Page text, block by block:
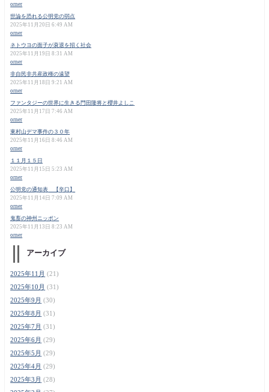
orner
世論を恐れる公明党の弱点
2025年11月20日 6:49 AM
orner
ネトウヨの面子が衰退を招く社会
2025年11月19日 8:31 AM
orner
非自民非共産政権の遠望
2025年11月18日 9:21 AM
orner
ファンタジーの世界に生きる門田隆将と櫻井よしこ
2025年11月17日 7:46 AM
orner
東村山デマ事件の３０年
2025年11月16日 8:46 AM
orner
１１月１５日
2025年11月15日 5:23 AM
orner
公明党の通知表 【辛口】
2025年11月14日 7:09 AM
orner
鬼畜の神州ニッポン
2025年11月13日 8:23 AM
orner
アーカイブ
2025年11月 (21)
2025年10月 (31)
2025年9月 (30)
2025年8月 (31)
2025年7月 (31)
2025年6月 (29)
2025年5月 (29)
2025年4月 (29)
2025年3月 (28)